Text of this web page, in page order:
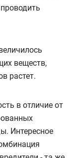
веществ,
растет.
в отличие от
Интересное